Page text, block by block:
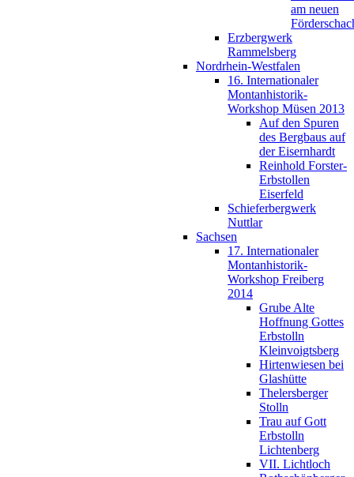
am neuen
Erzbergwerk
Rammelsberg
Nordrhein-Westfalen
16. Internationaler
Montanhistorik-
Workshop Müsen 2013
Auf den Spuren
des Bergbaus auf
der Eisernhardt
Reinhold Forster-
Erbstollen
Eiserfeld
Schieferbergwerk
Nuttlar
Sachsen
17. Internationaler
Montanhistorik-
Workshop Freiberg
2014
Grube Alte
Hoffnung Gottes
Erbstolln
Kleinvoigtsberg
Hirtenwiesen bei
Glashütte
Thelersberger
Stolln
Trau auf Gott
Erbstolln
Lichtenberg
VII. Lichtloch